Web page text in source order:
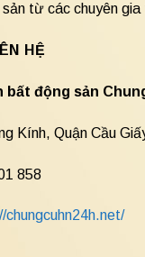
từ các chuyên gia
HỆ
bất động sản
Kính, Quận Cầu
858
chungcuhn24h.net/